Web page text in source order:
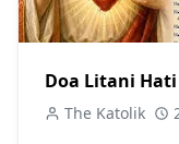
Doa Litani Hati
The Katolik